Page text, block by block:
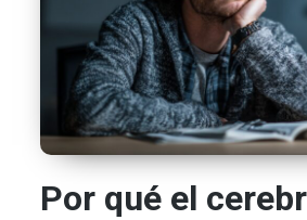
Por qué el